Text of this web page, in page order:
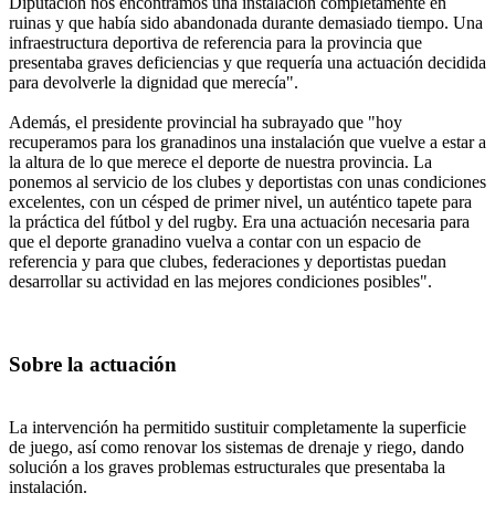
ruinas y que había sido abandonada durante demasiado tiempo. Una
infraestructura deportiva de referencia para la provincia que
presentaba graves deficiencias y que requería una actuación decidida
para devolverle la dignidad que merecía".
Además, el presidente provincial ha subrayado que "hoy
recuperamos para los granadinos una instalación que vuelve a estar a
la altura de lo que merece el deporte de nuestra provincia. La
ponemos al servicio de los clubes y deportistas con unas condiciones
excelentes, con un césped de primer nivel, un auténtico tapete para
la práctica del fútbol y del rugby. Era una actuación necesaria para
que el deporte granadino vuelva a contar con un espacio de
referencia y para que clubes, federaciones y deportistas puedan
desarrollar su actividad en las mejores condiciones posibles".
Sobre la actuación
La intervención ha permitido sustituir completamente la superficie
de juego, así como renovar los sistemas de drenaje y riego, dando
solución a los graves problemas estructurales que presentaba la
instalación.